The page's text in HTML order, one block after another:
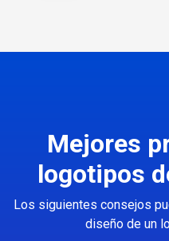
Mejores
logotipos
Los siguientes consejos
diseño de un